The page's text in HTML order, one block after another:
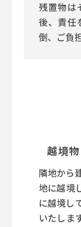
残置物は
後、責任
倒、ご負
越境
隣地から
地に越境
に越境し
いたしま